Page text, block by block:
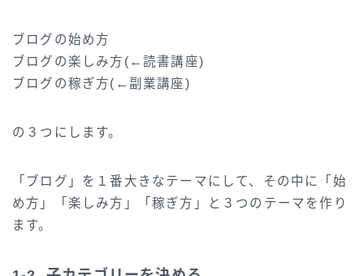
ブログの始め方
ブログの楽しみ方(←読書講座)
ブログの稼ぎ方(←副業講座)
の３つにします。
「ブログ」を１番大きなテーマにして、その中に「始
め方」「楽しみ方」「稼ぎ方」と３つのテーマを作り
ます。